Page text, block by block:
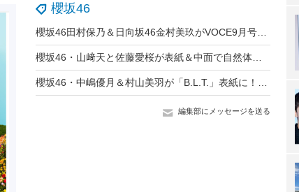
櫻坂46
編集部にメッセージを送る